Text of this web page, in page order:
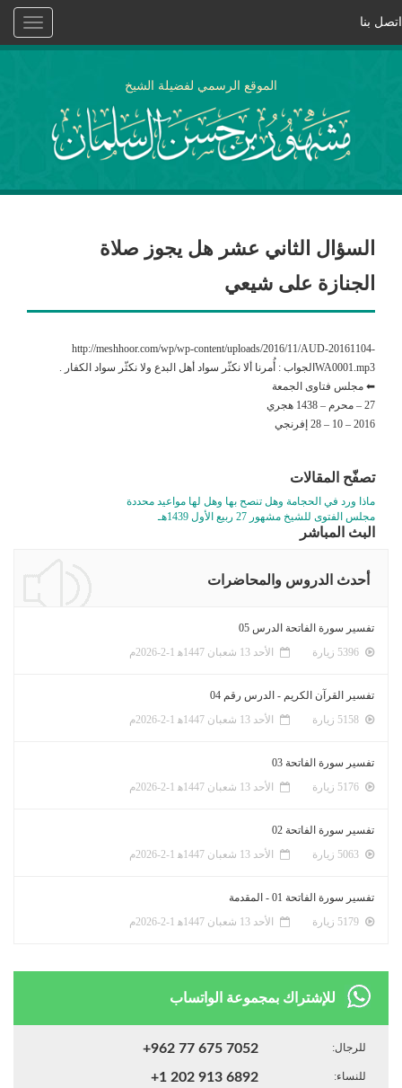
Toggle
اتصل بنا
الموقع الرسمي لفضيلة الشيخ
السؤال الثاني عشر هل يجوز صلاة
الجنازة على شيعي
http://meshhoor.com/wp/wp-content/uploads/2016/11/AUD-20161104-
WA0001.mp3الجواب : أُمرنا ألا نكثّر سواد أهل البدع ولا نكثّر سواد الكفار .
⬅ مجلس فتاوى الجمعة
27 – محرم – 1438 هجري
2016 – 10 – 28 إفرنجي
تصفّح المقالات
ماذا ورد في الحجامة وهل تنصح بها وهل لها مواعيد محددة
مجلس الفتوى للشيخ مشهور 27 ربيع الأول 1439هـ
البث المباشر
أحدث الدروس والمحاضرات
تفسير سورة الفاتحة الدرس 05
الأحد 13 شعبان 1447ﻫ 1-2-2026م
تفسير القرآن الكريم - الدرس رقم 04
الأحد 13 شعبان 1447ﻫ 1-2-2026م
تفسير سورة الفاتحة 03
الأحد 13 شعبان 1447ﻫ 1-2-2026م
تفسير سورة الفاتحة 02
الأحد 13 شعبان 1447ﻫ 1-2-2026م
تفسير سورة الفاتحة 01 - المقدمة
الأحد 13 شعبان 1447ﻫ 1-2-2026م
للإشتراك بمجموعة الواتساب
للرجال: +962 77 675 7052
للنساء: +1 202 913 6892